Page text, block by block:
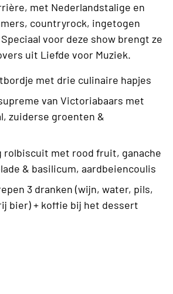
met Nederlandstalige en
countryrock, ingetogen
voor deze show brengt ze
uit Liefde voor Muziek.
met drie culinaire hapjes
van Victoriabaars met
zuiderse groenten &
rolbiscuit met rood fruit, ganache
& basilicum, aardbeiencoulis
3 dranken (wijn, water, pils,
bier) + koffie bij het dessert